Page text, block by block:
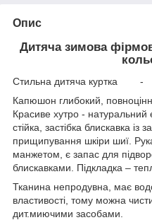
Опис
Дитяча зимова
Стильна
Капюшон глибокий,
Красиве хутро - натуральний
стійка, застібка блискавка із
прищипування шкіри шиї.
манжетом, є запас для
блискавками. Підкладка –
Тканина непродувна, має
властивості, тому можна
дит.миючими засобами.